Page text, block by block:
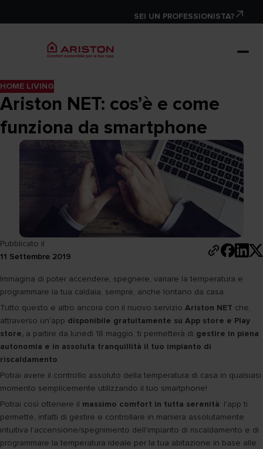
SEI UN PROFESSIONISTA?
HOME LIVING
Ariston NET: cos’è e come
funziona da smartphone
Pubblicato il
11 Settembre 2019
Immagina di poter accendere, spegnere, variare la temperatura e
programmare la tua caldaia, sempre, anche lontano da casa.
Tutto questo e altro ancora con il nuovo servizio Ariston NET che,
attraverso un'app disponibile gratuitamente su App store e Play
store, a partire da lunedì 18 maggio, ti permetterà di gestire in piena
autonomia e in assoluta tranquillità il tuo impianto di
riscaldamento.
Potrai avere il controllo assoluto della temperatura di casa in qualsiasi
momento semplicemente utilizzando il tuo smartphone!
Potrai così ottenere il massimo comfort in tutta serenità: l'app ti
permette, infatti di gestire e controllare in maniera assolutamente
intuitiva l'accensione/spegnimento dell'impianto di riscaldamento e di
programmare la temperatura ideale per la tua abitazione in base alle